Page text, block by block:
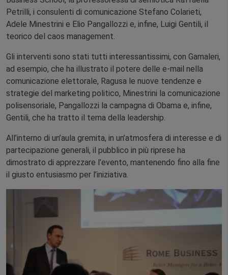
Petrilli, i consulenti di comunicazione Stefano Colarieti,
Adele Minestrini e Elio Pangallozzi e, infine, Luigi Gentili, il
teorico del caos management.
Gli interventi sono stati tutti interessantissimi, con Gamaleri,
ad esempio, che ha illustrato il potere delle e-mail nella
comunicazione elettorale, Ragusa le nuove tendenze e
strategie del marketing politico, Minestrini la comunicazione
polisensoriale, Pangallozzi la campagna di Obama e, infine,
Gentili, che ha tratto il tema della leadership.
All’interno di un’aula gremita, in un’atmosfera di interesse e di
partecipazione generali, il pubblico in più riprese ha
dimostrato di apprezzare l’evento, mantenendo fino alla fine
il giusto entusiasmo per l’iniziativa.